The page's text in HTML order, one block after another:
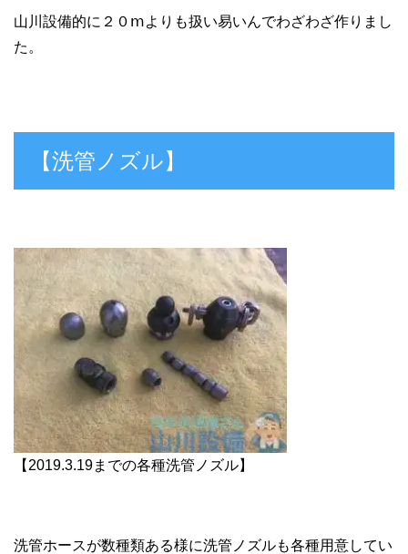
山川設備的に２０ⅿよりも扱い易いんでわざわざ作りまし
た。
【洗管ノズル】
【2019.3.19までの各種洗管ノズル】
洗管ホースが数種類ある様に洗管ノズルも各種用意してい